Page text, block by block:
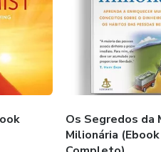
Os Segredos da
Milionária (Ebook